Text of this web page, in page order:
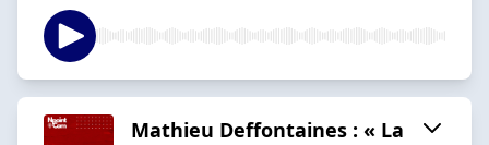
Mathieu Deffontaines : « La